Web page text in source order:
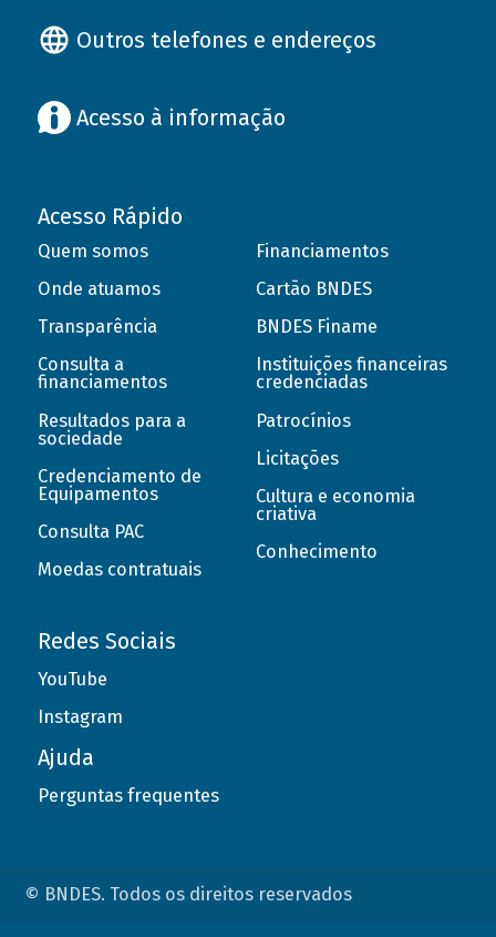
Outros telefones e endereços
Acesso à informação
Acesso Rápido
Quem somos
Onde atuamos
Transparência
Consulta a
financiamentos
Resultados para a
sociedade
Credenciamento de
Equipamentos
Consulta PAC
Moedas contratuais
Financiamentos
Cartão BNDES
BNDES Finame
Instituições financeiras
credenciadas
Patrocínios
Licitações
Cultura e economia
criativa
Conhecimento
Redes Sociais
YouTube
Instagram
Ajuda
Perguntas frequentes
© BNDES. Todos os direitos reservados